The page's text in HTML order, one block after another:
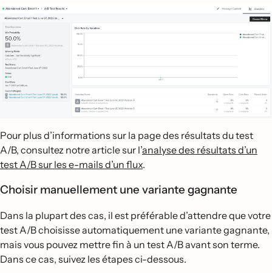
Pour plus d’informations sur la page des résultats du test
A/B, consultez notre article sur l’analyse des résultats d’un
test A/B sur les e-mails d’un flux.
Choisir manuellement une variante gagnante
Dans la plupart des cas, il est préférable d’attendre que votre
test A/B choisisse automatiquement une variante gagnante,
mais vous pouvez mettre fin à un test A/B avant son terme.
Dans ce cas, suivez les étapes ci-dessous.